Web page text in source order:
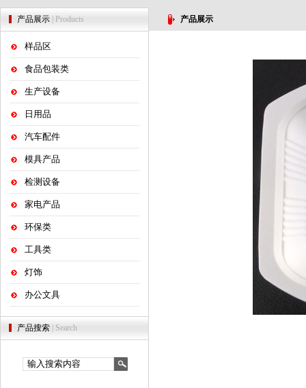
产品展示 | Products
样品区
食品包装类
生产设备
日用品
汽车配件
模具产品
检测设备
家电产品
环保类
工具类
灯饰
办公文具
产品搜索 | Search
产品展示